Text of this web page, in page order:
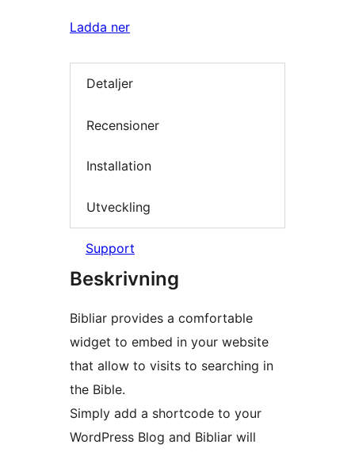
Ladda ner
Detaljer
Recensioner
Installation
Utveckling
Support
Beskrivning
Bibliar provides a comfortable
widget to embed in your website
that allow to visits to searching in
the Bible.
Simply add a shortcode to your
WordPress Blog and Bibliar will